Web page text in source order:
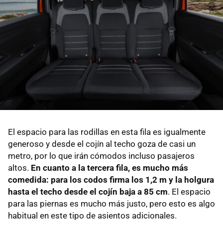
El espacio para las rodillas en esta fila es igualmente
generoso y desde el cojín al techo goza de casi un
metro, por lo que irán cómodos incluso pasajeros
altos. En cuanto a la tercera fila, es mucho más
comedida: para los codos firma los 1,2 m y la holgura
hasta el techo desde el cojín baja a 85 cm. El espacio
para las piernas es mucho más justo, pero esto es algo
habitual en este tipo de asientos adicionales.